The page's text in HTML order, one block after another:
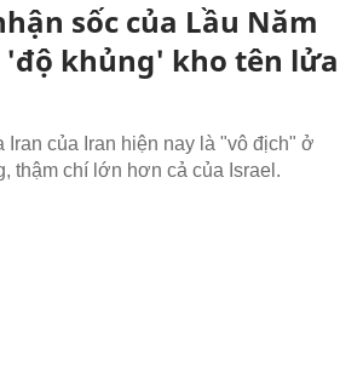
sốc của Lầu Năm
'độ khủng' kho tên lửa
Iran của Iran hiện nay là "vô địch" ở
thậm chí lớn hơn cả của Israel.